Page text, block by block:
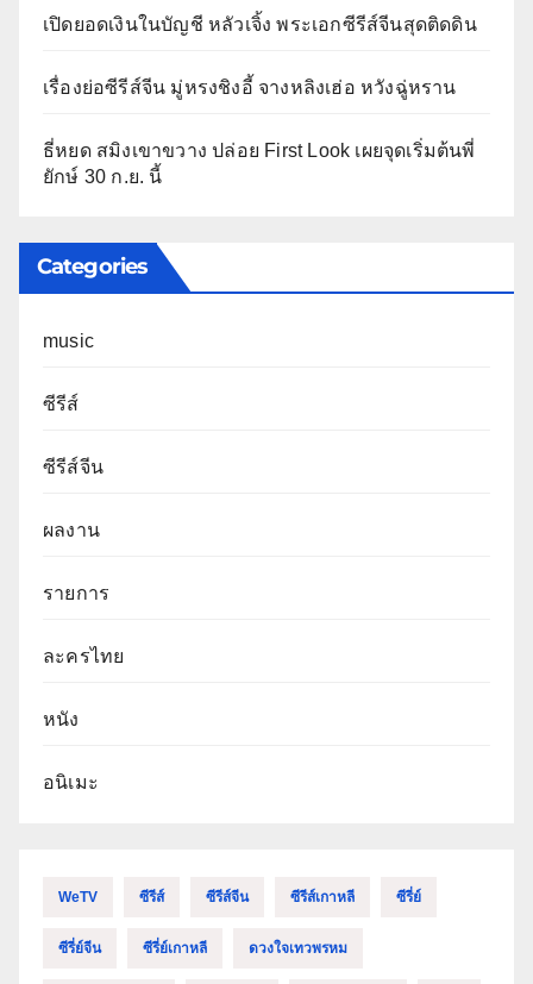
เปิดยอดเงินในบัญชี หลัวเจิ้ง พระเอกซีรีส์จีนสุดติดดิน
เรื่องย่อซีรีส์จีน มู่หรงชิงอี้ จางหลิงเฮ่อ หวังฉู่หราน
ธี่หยด สมิงเขาขวาง ปล่อย First Look เผยจุดเริ่มต้นพี่
ยักษ์ 30 ก.ย. นี้
Categories
music
ซีรีส์
ซีรีส์จีน
ผลงาน
รายการ
ละครไทย
หนัง
อนิเมะ
WeTV ซีรีส์ ซีรีส์จีน ซีรีส์เกาหลี ซีรี่ย์
ซีรี่ย์จีน ซีรี่ย์เกาหลี ดวงใจเทวพรหม